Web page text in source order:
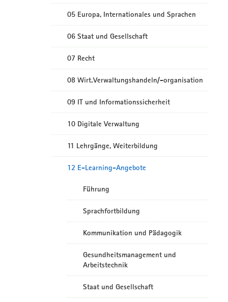
05 Europa, Internationales und Sprachen
06 Staat und Gesellschaft
07 Recht
08 Wirt.Verwaltungshandeln/-organisation
09 IT und Informationssicherheit
10 Digitale Verwaltung
11 Lehrgänge, Weiterbildung
12 E-Learning-Angebote
Führung
Sprachfortbildung
Kommunikation und Pädagogik
Gesundheitsmanagement und
Arbeitstechnik
Staat und Gesellschaft